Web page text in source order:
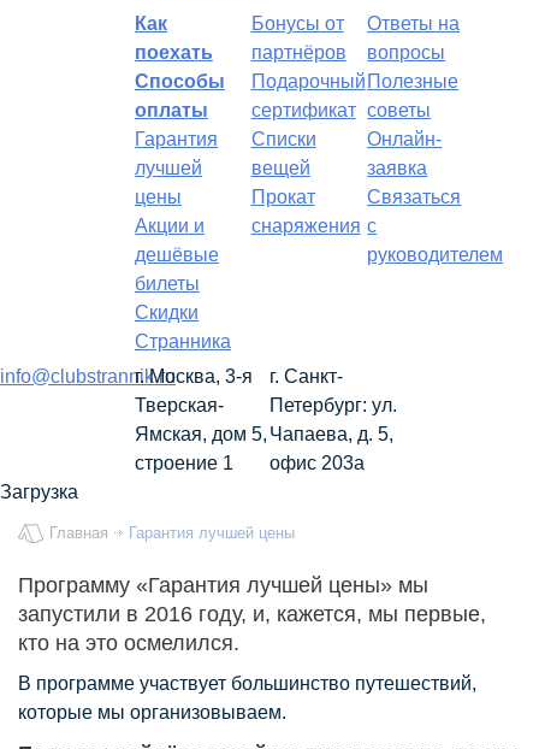
Как
поехать
Способы
оплаты
Гарантия
лучшей
цены
Акции и
дешёвые
билеты
Скидки
Странника
Бонусы от
партнёров
Подарочный
сертификат
Списки
вещей
Прокат
снаряжения
Ответы на
вопросы
Полезные
советы
Онлайн-
заявка
Связаться
с
руководителем
info@clubstrannik.ruг. Москва, 3-я
Тверская-
Ямская, дом 5,
строение 1
г. Санкт-
Петербург: ул.
Чапаева, д. 5,
офис 203а
Загрузка
Главная Гарантия лучшей цены
Программу «Гарантия лучшей цены» мы
запустили в 2016 году, и, кажется, мы первые,
кто на это осмелился.
В программе участвует большинство путешествий,
которые мы организовываем.